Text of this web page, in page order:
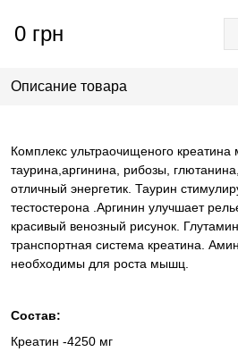
0 грн
Описание товара
Комплекс ультраочищеного креатина
таурина,аргинина, рибозы,
отличный энергетик. Таурин
тестостерона .Аргинин улучшает
красивый венозный рисунок.
транспортная система креатина.
необходимы для роста мышц.
Состав:
Креатин -4250 мг